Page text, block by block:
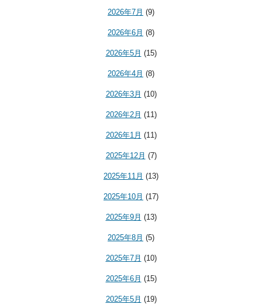
2026年7月 (9)
2026年6月 (8)
2026年5月 (15)
2026年4月 (8)
2026年3月 (10)
2026年2月 (11)
2026年1月 (11)
2025年12月 (7)
2025年11月 (13)
2025年10月 (17)
2025年9月 (13)
2025年8月 (5)
2025年7月 (10)
2025年6月 (15)
2025年5月 (19)